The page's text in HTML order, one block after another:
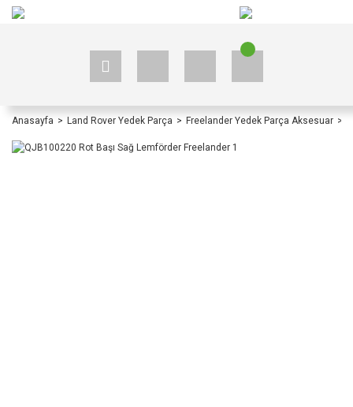
Anasayfa Land Rover Yedek Parça Freelander Yedek Parça Aksesuar